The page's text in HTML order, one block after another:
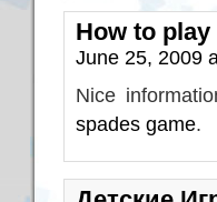
How to play
June 25, 2009
Nice
spades game.